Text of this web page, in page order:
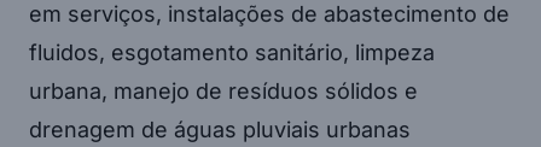
em serviços, instalações de abastecimento de
fluidos, esgotamento sanitário, limpeza
urbana, manejo de resíduos sólidos e
drenagem de águas pluviais urbanas